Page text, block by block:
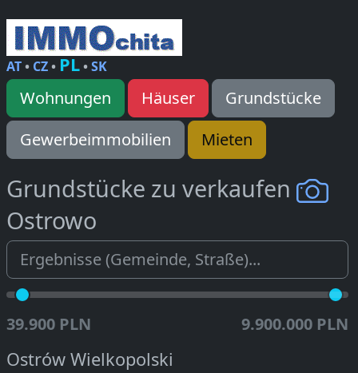
AT• CZ• PL•SK
Wohnungen Häuser
Grundstücke
Gewerbeimmobilien
Mieten
Grundstücke zu verkaufen
Ostrowo
39.900 PLN 9.900.000 PLN
Ostrów Wielkopolski